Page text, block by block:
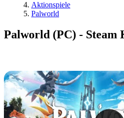
Aktionspiele
Palworld
Palworld (PC) -